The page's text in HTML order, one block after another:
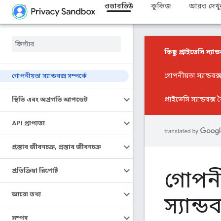
ওভারভিউ কুকিজ আরও
গোপনীয়তা স্যান্ডবক্স সম্পর্কে
স্থিতি এবং অগ্রগতি আপডেট
API প্রাপ্যতা
প্রস্তাব জীবনচক্র, প্রস্তাব জীবনচক্র
প্রতিক্রিয়া রিপোর্ট
আরো তথ্য
সম্পদ
কিছু প্রাইভেসি
গোপনীয়তা
প্রাইভেসি স্যান্ডবক্স